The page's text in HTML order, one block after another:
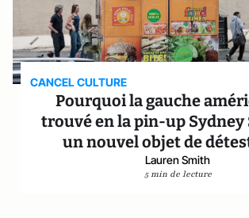
CANCEL CULTURE
Pourquoi la gauche
trouvé en la pin-up Sydney
un nouvel objet de
Lauren Smith
5 min de lecture